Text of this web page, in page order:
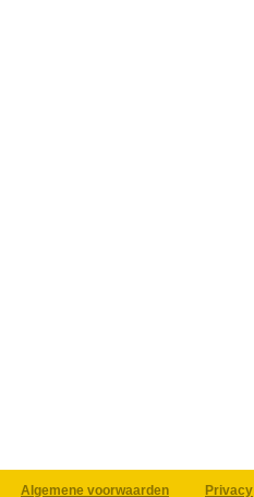
Algemene voorwaarden Privacy